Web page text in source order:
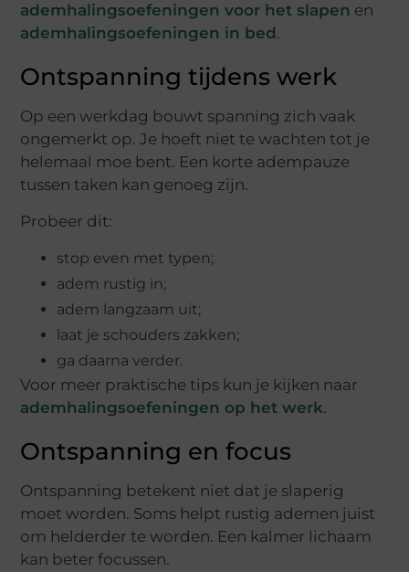
ademhalingsoefeningen voor het slapen en
ademhalingsoefeningen in bed.
Ontspanning tijdens werk
Op een werkdag bouwt spanning zich vaak
ongemerkt op. Je hoeft niet te wachten tot je
helemaal moe bent. Een korte adempauze
tussen taken kan genoeg zijn.
Probeer dit:
stop even met typen;
adem rustig in;
adem langzaam uit;
laat je schouders zakken;
ga daarna verder.
Voor meer praktische tips kun je kijken naar
ademhalingsoefeningen op het werk.
Ontspanning en focus
Ontspanning betekent niet dat je slaperig
moet worden. Soms helpt rustig ademen juist
om helderder te worden. Een kalmer lichaam
kan beter focussen.